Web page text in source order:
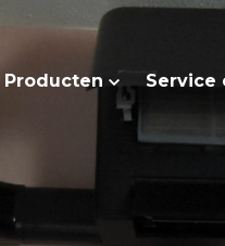
Producten Service